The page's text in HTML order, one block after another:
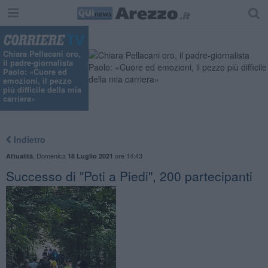
Chiara Pellacani oro,
il padre-giornalista
Paolo: «Cuore ed
emozioni, il pezzo
più difficile della mia
carriera»
Indietro
Attualità Domenica 18 Luglio 2021 ore 14:43
Successo di "Poti a Piedi", 200 partecipanti